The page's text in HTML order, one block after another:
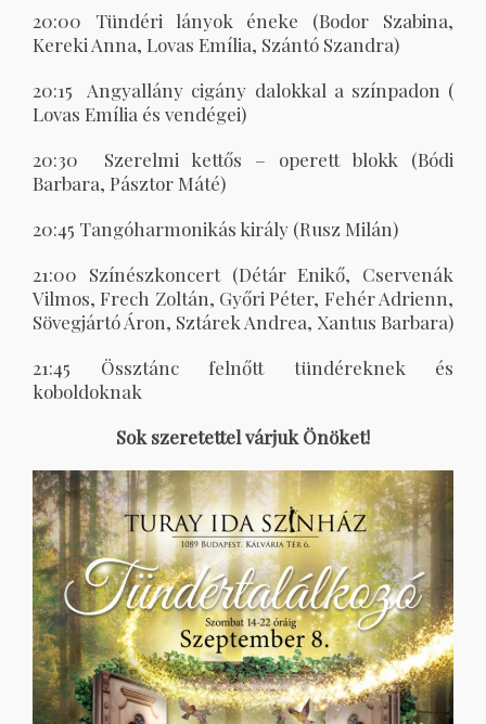
20:00 Tündéri lányok éneke (Bodor Szabina,
Kereki Anna, Lovas Emília, Szántó Szandra)
20:15 Angyallány cigány dalokkal a színpadon (
Lovas Emília és vendégei)
20:30 Szerelmi kettős – operett blokk (Bódi
Barbara, Pásztor Máté)
20:45 Tangóharmonikás király (Rusz Milán)
21:00 Színészkoncert (Détár Enikő, Cservenák
Vilmos, Frech Zoltán, Győri Péter, Fehér Adrienn,
Sövegjártó Áron, Sztárek Andrea, Xantus Barbara)
21:45 Össztánc felnőtt tündéreknek és
koboldoknak
Sok szeretettel várjuk Önöket!